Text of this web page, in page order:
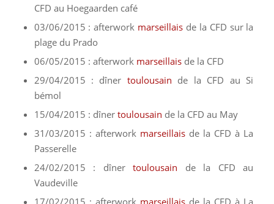
CFD au Hoegaarden café
03/06/2015 : afterwork marseillais de la CFD sur la
plage du Prado
06/05/2015 : afterwork marseillaisde la CFD
29/04/2015 : dîner toulousain de la CFD au Si
bémol
15/04/2015 : dîner toulousain de la CFD au May
31/03/2015 : afterwork marseillaisde la CFD à La
Passerelle
24/02/2015 : dînertoulousain de la CFD au
Vaudeville